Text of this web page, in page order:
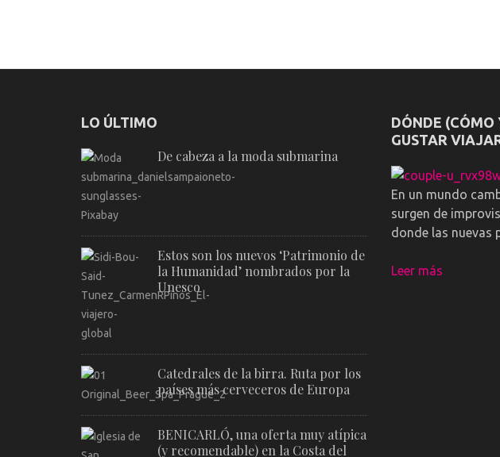
LO ÚLTIMO
De cabeza a la moda submarina
Estos son los nuevos ‘Patrimonio de
la Humanidad’ nombrados por la
Unesco
Catedrales de la birra. Ruta por los
países más cerveceros de Europa
BENICARLÓ, una oferta muy atípica
(y recomendable) en la Costa del
DÓNDE (CÓMO
GUSTAR
En un mundo
surgen de
donde las nuevas
Leer más